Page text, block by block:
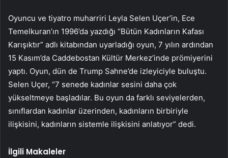
Oyuncu ve tiyatro muharriri Leyla Selen Uçer’in, Ece
Temelkuran’ın 1996’da yazdığı “Bütün Kadınların Kafası
Karışıktır” adlı kitabından uyarladığı oyun, 7 yılın ardından
15 Kasım’da Caddebostan Kültür Merkez’inde prömiyerini
yaptı. Oyun, dün de Trump Sahne’de izleyiciyle buluştu.
Selen Uçer, “7 senede kadınlar sesini daha çok
yükseltmeye başladılar. Bu oyun da farklı seviyelerden,
sınıflardan kadınlar üzerinden, kadınların birbiriyle
ilişkisini, kadınların sistemle ilişkisini anlatıyor” dedi.
İlgili Makaleler